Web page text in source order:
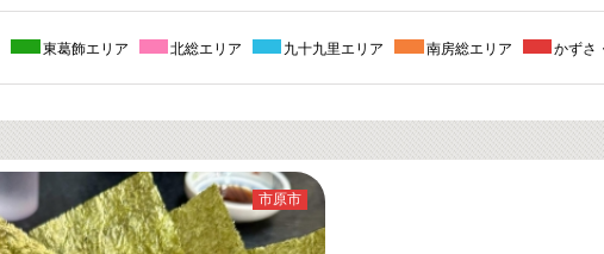
東葛飾エリア 北総エリア 九十九里エリア 南房総エリア かずさ
市原市